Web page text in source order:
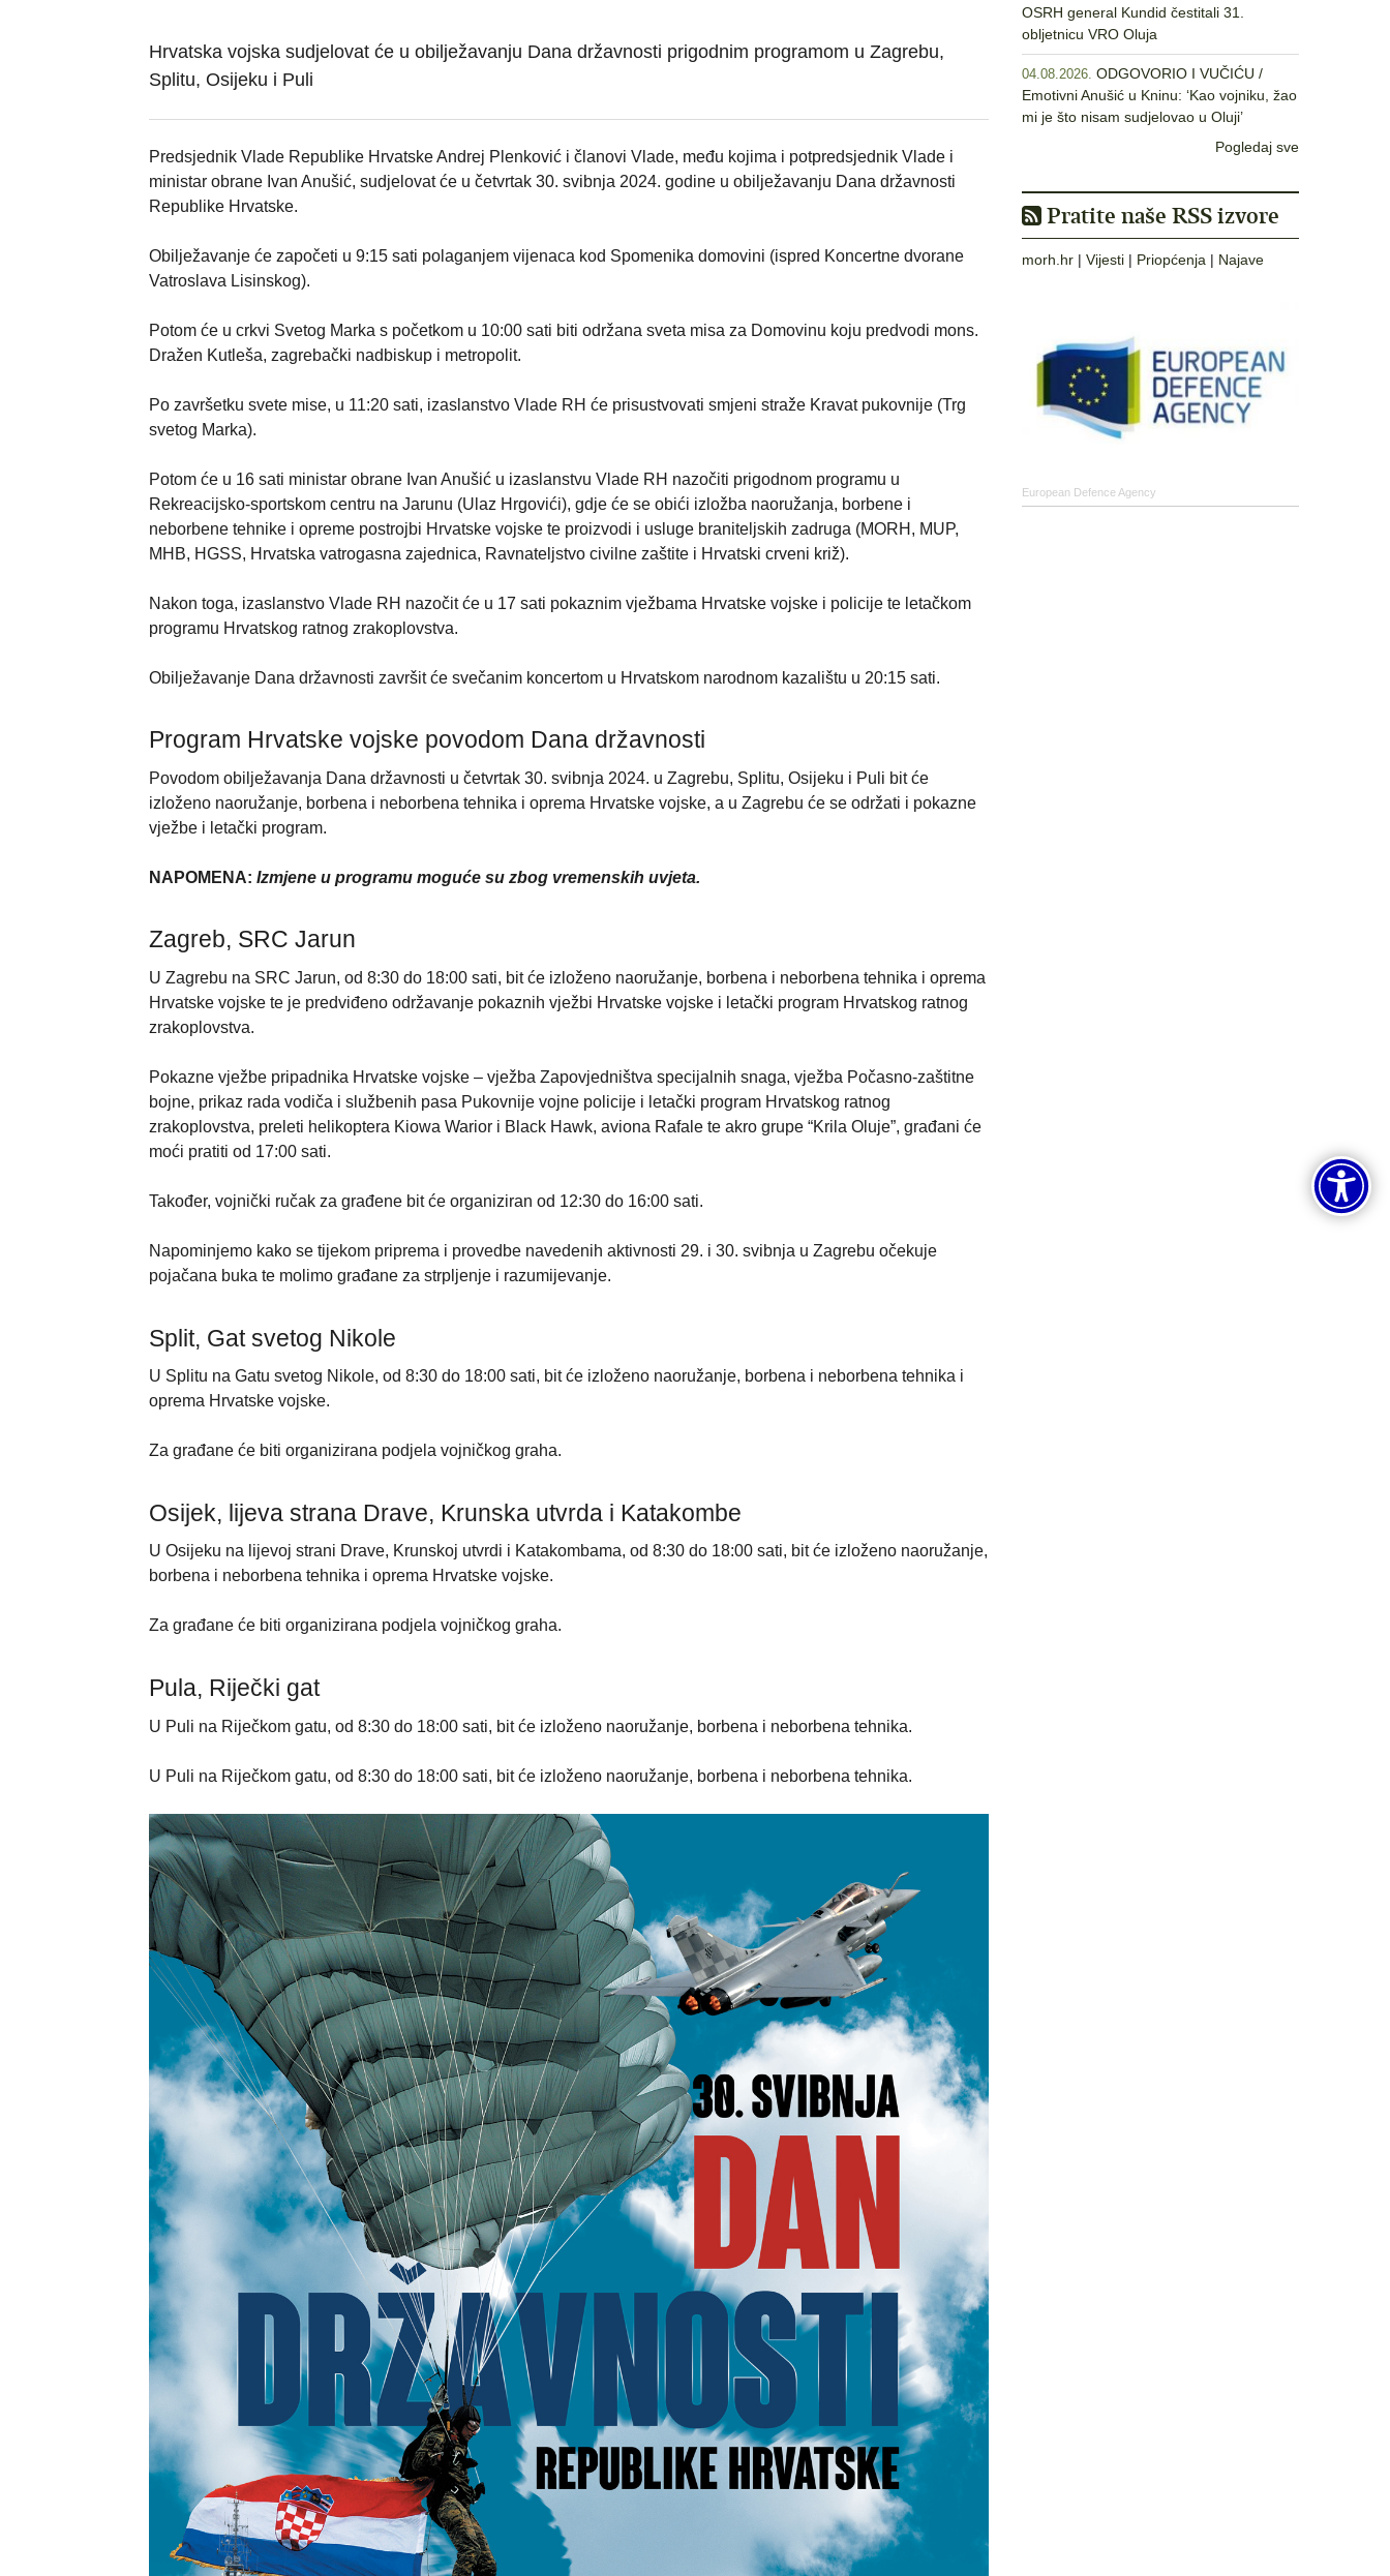
Hrvatska vojska sudjelovat će u obilježavanju Dana državnosti prigodnim programom u Zagrebu,
Splitu, Osijeku i Puli
Predsjednik Vlade Republike Hrvatske Andrej Plenković i članovi Vlade, među kojima i potpredsjednik Vlade i
ministar obrane Ivan Anušić, sudjelovat će u četvrtak 30. svibnja 2024. godine u obilježavanju Dana državnosti
Republike Hrvatske.
Obilježavanje će započeti u 9:15 sati polaganjem vijenaca kod Spomenika domovini (ispred Koncertne dvorane
Vatroslava Lisinskog).
Potom će u crkvi Svetog Marka s početkom u 10:00 sati biti održana sveta misa za Domovinu koju predvodi mons.
Dražen Kutleša, zagrebački nadbiskup i metropolit.
Po završetku svete mise, u 11:20 sati, izaslanstvo Vlade RH će prisustvovati smjeni straže Kravat pukovnije (Trg
svetog Marka).
Potom će u 16 sati ministar obrane Ivan Anušić u izaslanstvu Vlade RH nazočiti prigodnom programu u
Rekreacijsko-sportskom centru na Jarunu (Ulaz Hrgovići), gdje će se obići izložba naoružanja, borbene i
neborbene tehnike i opreme postrojbi Hrvatske vojske te proizvodi i usluge braniteljskih zadruga (MORH, MUP,
MHB, HGSS, Hrvatska vatrogasna zajednica, Ravnateljstvo civilne zaštite i Hrvatski crveni križ).
Nakon toga, izaslanstvo Vlade RH nazočit će u 17 sati pokaznim vježbama Hrvatske vojske i policije te letačkom
programu Hrvatskog ratnog zrakoplovstva.
Obilježavanje Dana državnosti završit će svečanim koncertom u Hrvatskom narodnom kazalištu u 20:15 sati.
Program Hrvatske vojske povodom Dana državnosti
Povodom obilježavanja Dana državnosti u četvrtak 30. svibnja 2024. u Zagrebu, Splitu, Osijeku i Puli bit će
izloženo naoružanje, borbena i neborbena tehnika i oprema Hrvatske vojske, a u Zagrebu će se održati i pokazne
vježbe i letački program.
NAPOMENA: Izmjene u programu moguće su zbog vremenskih uvjeta.
Zagreb, SRC Jarun
U Zagrebu na SRC Jarun, od 8:30 do 18:00 sati, bit će izloženo naoružanje, borbena i neborbena tehnika i oprema
Hrvatske vojske te je predviđeno održavanje pokaznih vježbi Hrvatske vojske i letački program Hrvatskog ratnog
zrakoplovstva.
Pokazne vježbe pripadnika Hrvatske vojske – vježba Zapovjedništva specijalnih snaga, vježba Počasno-zaštitne
bojne, prikaz rada vodiča i službenih pasa Pukovnije vojne policije i letački program Hrvatskog ratnog
zrakoplovstva, preleti helikoptera Kiowa Warior i Black Hawk, aviona Rafale te akro grupe “Krila Oluje”, građani će
moći pratiti od 17:00 sati.
Također, vojnički ručak za građene bit će organiziran od 12:30 do 16:00 sati.
Napominjemo kako se tijekom priprema i provedbe navedenih aktivnosti 29. i 30. svibnja u Zagrebu očekuje
pojačana buka te molimo građane za strpljenje i razumijevanje.
Split, Gat svetog Nikole
U Splitu na Gatu svetog Nikole, od 8:30 do 18:00 sati, bit će izloženo naoružanje, borbena i neborbena tehnika i
oprema Hrvatske vojske.
Za građane će biti organizirana podjela vojničkog graha.
Osijek, lijeva strana Drave, Krunska utvrda i Katakombe
U Osijeku na lijevoj strani Drave, Krunskoj utvrdi i Katakombama, od 8:30 do 18:00 sati, bit će izloženo naoružanje,
borbena i neborbena tehnika i oprema Hrvatske vojske.
Za građane će biti organizirana podjela vojničkog graha.
Pula, Riječki gat
U Puli na Riječkom gatu, od 8:30 do 18:00 sati, bit će izloženo naoružanje, borbena i neborbena tehnika.
U Puli na Riječkom gatu, od 8:30 do 18:00 sati, bit će izloženo naoružanje, borbena i neborbena tehnika.
OSRH general Kundid čestitali 31.
obljetnicu VRO Oluja
04.08.2026. ODGOVORIO I VUČIĆU /
Emotivni Anušić u Kninu: ‘Kao vojniku, žao
mi je što nisam sudjelovao u Oluji’
Pogledaj sve
Pratite naše RSS izvore
morh.hr | Vijesti | Priopćenja | Najave
European Defence Agency